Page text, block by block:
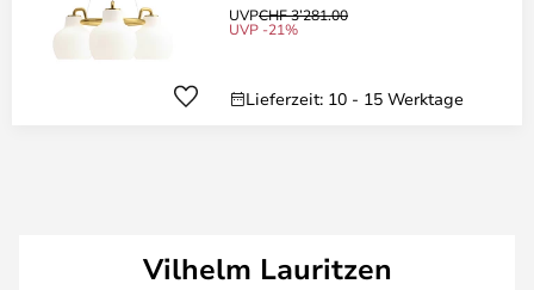
UVPCHF 3’281.00
UVP -21%
Lieferzeit: 10 - 15 Werktage
Vilhelm Lauritzen